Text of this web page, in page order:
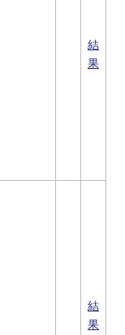
結
果
結
果